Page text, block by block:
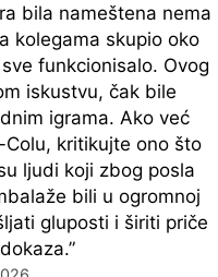
bila nameštena nema
kolegama skupio oko
funkcionisalo. Ovog
iskustvu, čak bile
igrama. Ako već
kritikujte ono što
ljudi koji zbog posla
bili u ogromnoj
gluposti i širiti priče
”